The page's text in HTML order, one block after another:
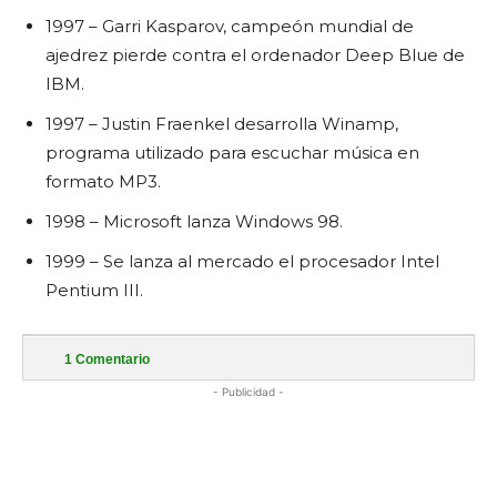
1997 – Garri Kasparov, campeón mundial de
ajedrez pierde contra el ordenador Deep Blue de
IBM.
1997 – Justin Fraenkel desarrolla Winamp,
programa utilizado para escuchar música en
formato MP3.
1998 – Microsoft lanza Windows 98.
1999 – Se lanza al mercado el procesador Intel
Pentium III.
1 Comentario
- Publicidad -